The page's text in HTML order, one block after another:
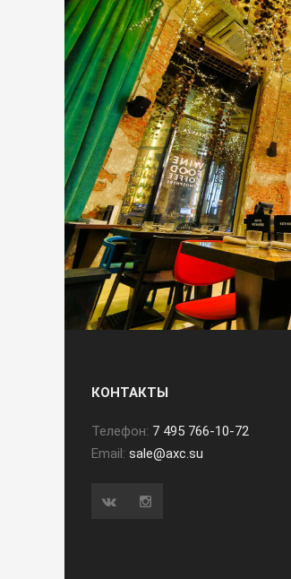
КОНТАКТЫ
Телефон: 7 495 766-10-72
Email: sale@axc.su